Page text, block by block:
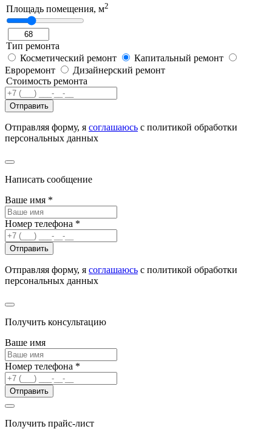
Площадь помещения, м2
Тип ремонта
Косметический ремонт
Капитальный ремонт
Евроремонт
Дизайнерский ремонт
Стоимость ремонта
Отправить
Отправляя форму, я соглашаюсь с политикой обработки
персональных данных
Написать сообщение
Ваше имя *
Номер телефона *
Отправить
Отправляя форму, я соглашаюсь с политикой обработки
персональных данных
Получить консультацию
Ваше имя
Номер телефона *
Отправить
Получить прайс-лист